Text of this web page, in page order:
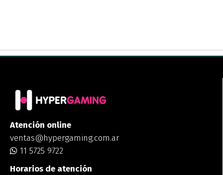
Atención online
ventas@hypergaming.com.ar
11 5725 9722
Horarios de atención